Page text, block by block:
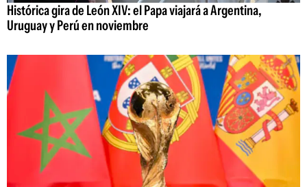
Histórica gira de León XIV: el Papa viajará a Argentina,
Uruguay y Perú en noviembre